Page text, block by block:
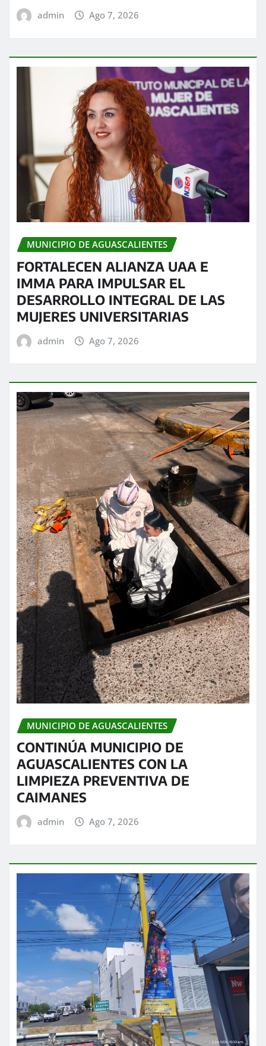
admin Ago 7, 2026
MUNICIPIO DE AGUASCALIENTES
FORTALECEN ALIANZA UAA E
IMMA PARA IMPULSAR EL
DESARROLLO INTEGRAL DE LAS
MUJERES UNIVERSITARIAS
admin Ago 7, 2026
MUNICIPIO DE AGUASCALIENTES
CONTINÚA MUNICIPIO DE
AGUASCALIENTES CON LA
LIMPIEZA PREVENTIVA DE
CAIMANES
admin Ago 7, 2026